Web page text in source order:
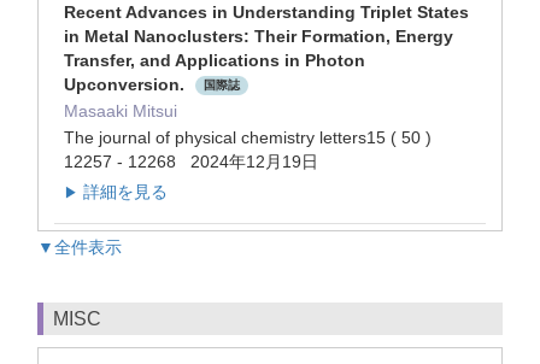
Recent Advances in Understanding Triplet States
in Metal Nanoclusters: Their Formation, Energy
Transfer, and Applications in Photon
Upconversion.
国際誌
Masaaki Mitsui
The journal of physical chemistry letters15 ( 50 )
12257 - 12268 2024年12月19日
▶ 詳細を見る
▼全件表示
MISC